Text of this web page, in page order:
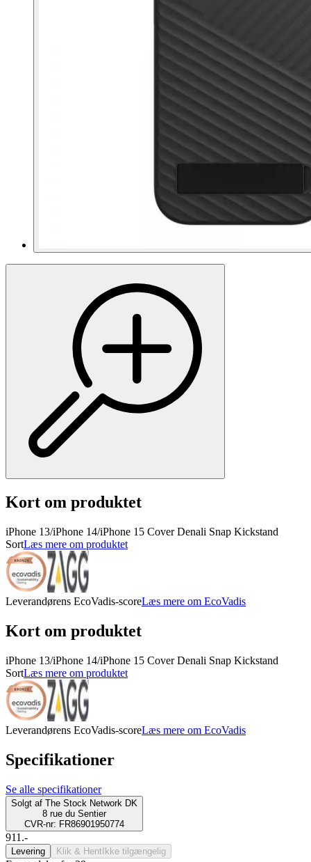
Kort om produktet
iPhone 13/iPhone 14/iPhone 15 Cover Denali Snap Kickstand
SortLæs mere om produktet
Leverandørens EcoVadis-scoreLæs mere om EcoVadis
Kort om produktet
iPhone 13/iPhone 14/iPhone 15 Cover Denali Snap Kickstand
SortLæs mere om produktet
Leverandørens EcoVadis-scoreLæs mere om EcoVadis
Specifikationer
Se alle specifikationer
Solgt af The Stock Network DK
8 rue du Sentier
CVR-nr: FR86901950774
911.-
Levering Klik & Hent Ikke tilgængelig